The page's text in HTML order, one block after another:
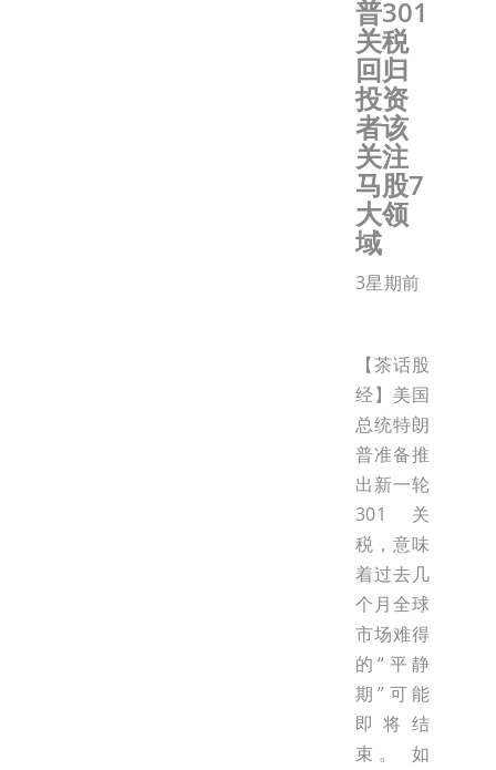
普301
关税
回归
投资
者该
关注
马股7
大领
域
3星期前
【茶话股
经】美国
总统特朗
普准备推
出新一轮
301关
税，意味
着过去几
个月全球
市场难得
的“平静
期”可能
即将结
束。 如